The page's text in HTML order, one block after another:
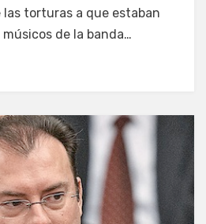
las torturas a que estaban
de la banda…